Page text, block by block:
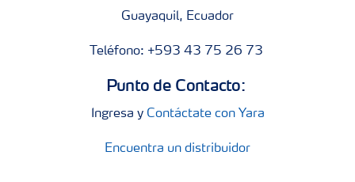
Guayaquil, Ecuador
Teléfono: +593 43 75 26 73
Punto de Contacto:
Ingresa y Contáctate con Yara
Encuentra un distribuidor